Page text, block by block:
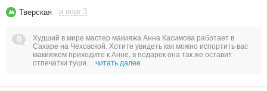
Тверская
и еще 3
Худший в мире мастер макияжа Анна Касимова работает в
Сахаре на Чеховской. Хотите увидеть как можно испортить вас
макияжем приходите к Анне, в подарок она так же оставит
отпечатки туши… читать далее